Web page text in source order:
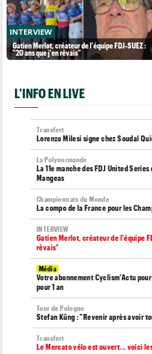
INTERVIEW
Gatien Merlot, créateur de l'équipe FDJ-SUEZ :
"20 ans que j'en rêvais"
L'INFO EN LIVE
Transfert
Lorenzo Milesi signe chez Soudal
La Polynormande
La 11e manche des FDJ United
Mangeas
Championnats du Monde
La compo de la France pour les
INTERVIEW
Gatien Merlot, créateur de l'équipe
rêvais"
Média
Votre abonnement Cyclism'Actu
pour 1 an
Tour de Pologne
Stefan Küng : "Revenir après avoir
Transfert
Le Mercato vélo est ouvert... voici